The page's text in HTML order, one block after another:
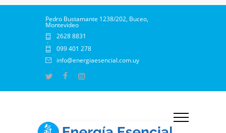
Pedro Bustamante 1238/202, Buceo,
Montevideo
2628 8831
·
099 401 278
info@energiaesencial.com.uy